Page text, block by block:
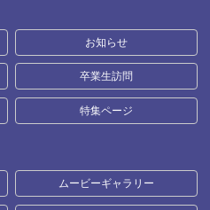
お知らせ
卒業生訪問
特集ページ
ムービーギャラリー